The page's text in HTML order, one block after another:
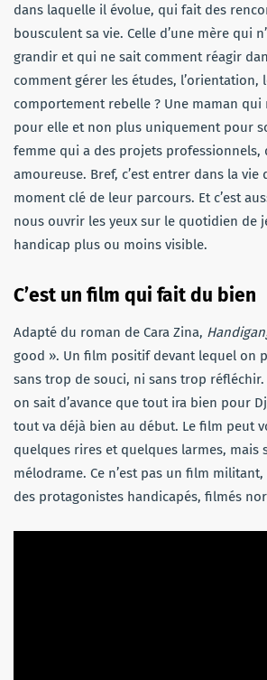
dans laquelle il évolue, qui fait des
bousculent sa vie. Celle d’une mère qui
grandir et qui ne sait comment réagir
comment gérer les études, l’orientation,
comportement rebelle ? Une maman qui
pour elle et non plus uniquement pour
femme qui a des projets professionnels,
amoureuse. Bref, c’est entrer dans la vie
moment clé de leur parcours. Et c’est
nous ouvrir les yeux sur le quotidien de
handicap plus ou moins visible.
C’est un film qui fait du bien
Adapté du roman de Cara Zina,
good ». Un film positif devant lequel on
sans trop de souci, ni sans trop réfléchir.
on sait d’avance que tout ira bien pour
tout va déjà bien au début. Le film peut
quelques rires et quelques larmes, mais
mélodrame. Ce n’est pas un film
des protagonistes handicapés, filmés